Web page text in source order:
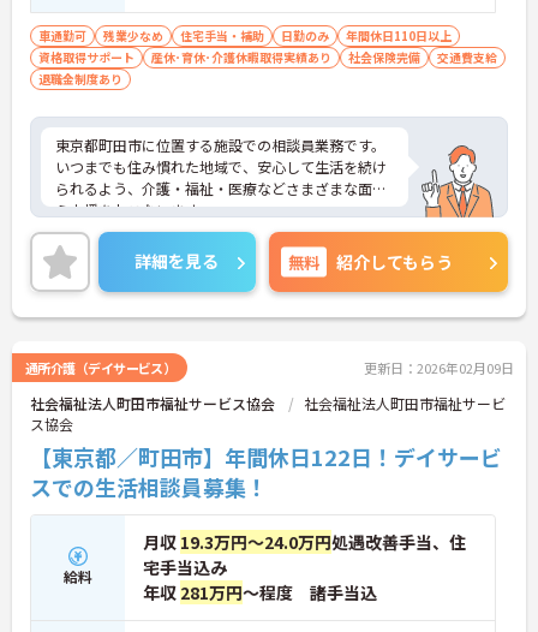
車通勤可 残業少なめ 住宅手当・補助 日勤のみ
年間休日110日以上
資格取得サポート
産休･育休･介護休暇取得実績あり 社会保険完備
交通費支給
退職金制度あり
東京都町田市に位置する施設での相談員業務です。
いつまでも住み慣れた地域で、安心して生活を続け
られるよう、介護・福祉・医療などさまざまな面か
ら支援をおこないます。
年間休日122日ありますのでプライベートとの両立
可能です！
ご興味のある方は是非お気軽にお問い合わせくださ
い。
詳細を見る 無料 紹介してもらう
通所介護（デイサービス） 更新日：2026年02月09日
社会福祉法人町田市福祉サービス協会
社会福祉法人町田市福祉サービ
ス協会
【東京都／町田市】年間休日122日！デイサービ
スでの生活相談員募集！
給料
月収 19.3万円～24.0万円処遇改善手当、住
宅手当込み
年収 281万円～程度 諸手当込